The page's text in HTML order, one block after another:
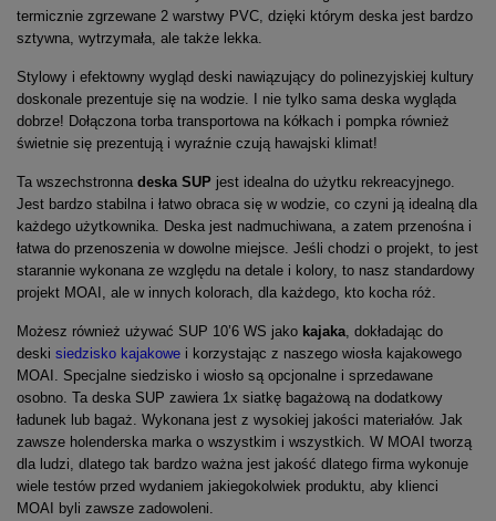
termicznie zgrzewane 2 warstwy PVC, dzięki którym deska jest bardzo
sztywna, wytrzymała, ale także lekka.
Stylowy i efektowny wygląd deski nawiązujący do polinezyjskiej kultury
doskonale prezentuje się na wodzie. I nie tylko sama deska wygląda
dobrze! Dołączona torba transportowa na kółkach i pompka również
świetnie się prezentują i wyraźnie czują hawajski klimat!
Ta wszechstronna deska SUP jest idealna do użytku rekreacyjnego.
Jest bardzo stabilna i łatwo obraca się w wodzie, co czyni ją idealną dla
każdego użytkownika. Deska jest nadmuchiwana, a zatem przenośna i
łatwa do przenoszenia w dowolne miejsce. Jeśli chodzi o projekt, to jest
starannie wykonana ze względu na detale i kolory, to nasz standardowy
projekt MOAI, ale w innych kolorach, dla każdego, kto kocha róż.
Możesz również używać SUP 10’6 WS jako kajaka, dokładając do
deski siedzisko kajakowe i korzystając z naszego wiosła kajakowego
MOAI. Specjalne siedzisko i wiosło są opcjonalne i sprzedawane
osobno. Ta deska SUP zawiera 1x siatkę bagażową na dodatkowy
ładunek lub bagaż. Wykonana jest z wysokiej jakości materiałów. Jak
zawsze holenderska marka o wszystkim i wszystkich. W MOAI tworzą
dla ludzi, dlatego tak bardzo ważna jest jakość dlatego firma wykonuje
wiele testów przed wydaniem jakiegokolwiek produktu, aby klienci
MOAI byli zawsze zadowoleni.